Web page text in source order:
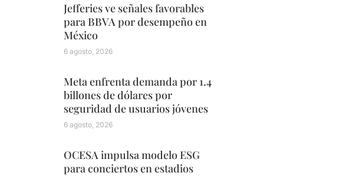
Jefferies ve señales favorables
para BBVA por desempeño en
México
6 agosto, 2026
Meta enfrenta demanda por 1.4
billones de dólares por
seguridad de usuarios jóvenes
6 agosto, 2026
OCESA impulsa modelo ESG
para conciertos en estadios